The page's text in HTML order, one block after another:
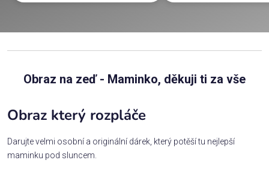
Obraz na zeď - Maminko, děkuji ti za vše
Obraz který rozpláče
Darujte velmi osobní a originální dárek, který potěší tu nejlepší
maminku pod sluncem.